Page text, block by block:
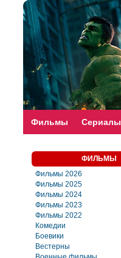
faste-torrent.com
Фильмы Сериалы
ФИЛЬМЫ
Фильмы 2026
Фильмы 2025
Фильмы 2024
Фильмы 2023
Фильмы 2022
Комедии
Боевики
Вестерны